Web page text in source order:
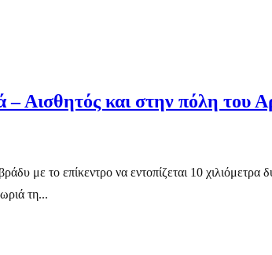
Αισθητός και στην πόλη του
με το επίκεντρο να εντοπίζεται 10
τη...